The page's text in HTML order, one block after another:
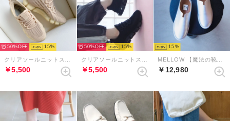
50% 15
￥5,500
50% 15
￥5,500
15
￥12,980